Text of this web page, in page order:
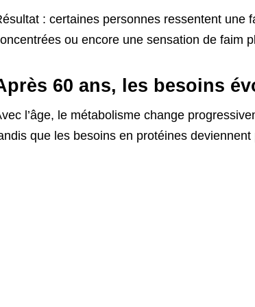
: certaines personnes ressentent une
ou encore une sensation de faim
60 ans, les besoins
l’âge, le métabolisme change
que les besoins en protéines